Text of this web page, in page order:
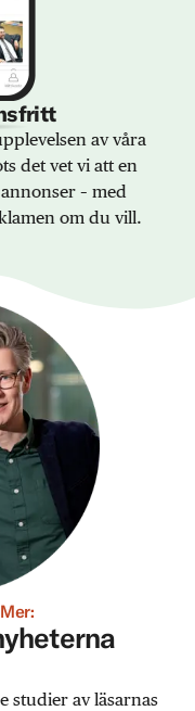
av våra
det vet vi att en
– med
om du vill.
studier av läsarnas